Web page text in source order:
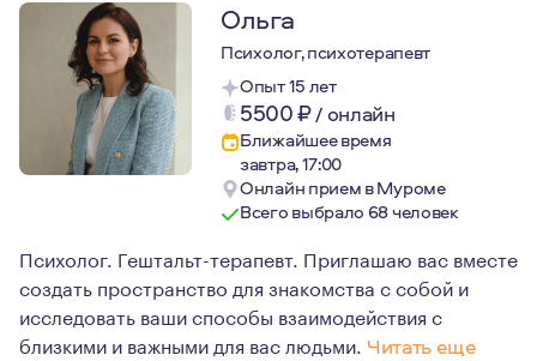
Ольга
Психолог, психотерапевт
Опыт 15 лет
5500₽/ онлайн
Ближайшее время
завтра, 17:00
Онлайн прием в Муроме
Всего выбрало 68 человек
Психолог. Гештальт-терапевт. Приглашаю вас вместе
создать пространство для знакомства с собой и
исследовать ваши способы взаимодействия с
близкими и важными для вас людьми. Читать еще